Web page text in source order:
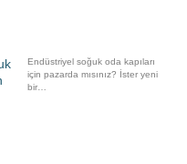
Endüstriyel soğuk oda kapıları
için pazarda mısınız? İster yeni
bir…